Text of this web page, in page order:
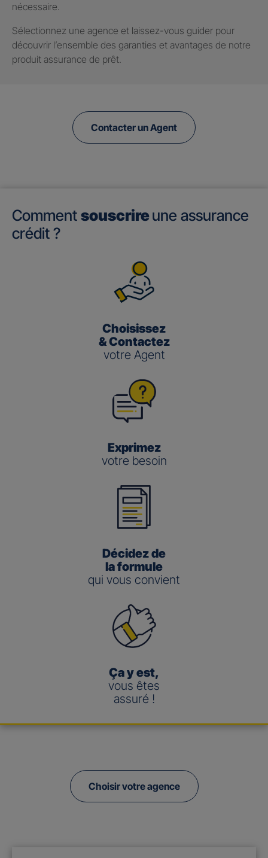
nécessaire.
Sélectionnez une agence et laissez-vous guider pour
découvrir l’ensemble des garanties et avantages de notre
produit assurance de prêt.
Contacter un Agent
Comment souscrireune assurance
crédit ?
Choisissez
& Contactez
votre Agent
Exprimez
votre besoin
Décidez de
la formule
qui vous convient
Ça y est,
vous êtes
assuré !
Choisir votre agence